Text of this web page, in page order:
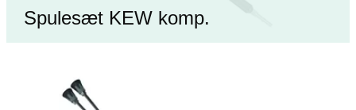
Spulesæt KEW komp.